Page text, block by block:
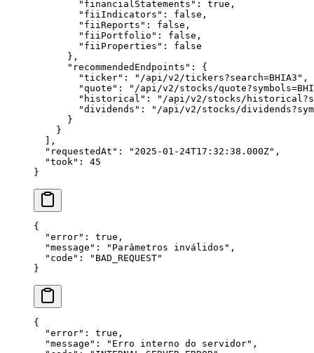
        "
financialStatements " : true ,
        "
fiiIndicators " : false ,
        "
fiiReports " : false ,
        "
fiiPortfolio " : false ,
        "
fiiProperties " : false
      },
      "
recommendedEndpoints " : {
        "
ticker" : " /api/v2/tickers?search=BHIA3 " ,
        "
quote " : " /api/v2/stocks/
        "
historical " : " /api/v2/stocks/
        "
dividends " : " /api/v2/stocks/
      }
    }
  ],
  "
requestedAt " : " 2025-01-24T17:32:38.000Z" ,
  "
took" : 45
}
{
  "
error" : true ,
  "
message " : " Parâmetros inválidos " ,
  "
code " : " BAD_REQUEST"
}
{
  "
error" : true ,
  "
message " : " Erro interno do servidor" ,